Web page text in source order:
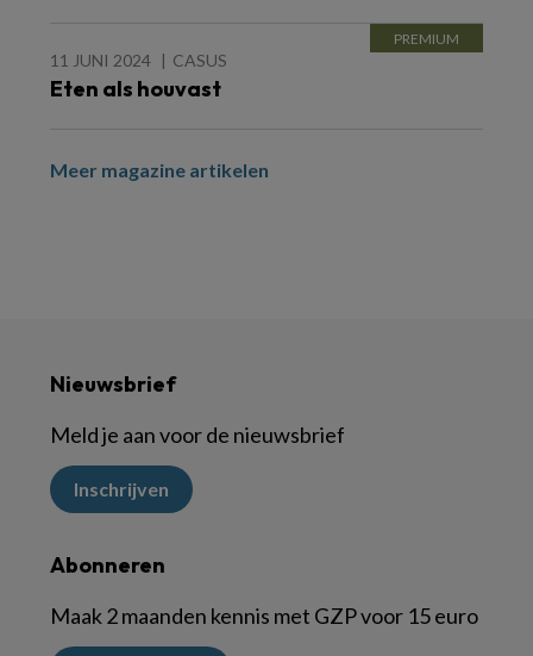
11 JUNI 2024 CASUS
Eten als houvast
Meer magazine artikelen
Nieuwsbrief
Meld je aan voor de nieuwsbrief
Inschrijven
Abonneren
Maak 2 maanden kennis met GZP voor 15 euro